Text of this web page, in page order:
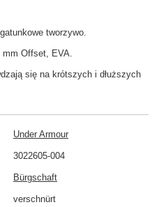
tworzywo.
mm Offset, EVA.
się na krótszych i dłuższych
Under Armour
3022605-004
Bürgschaft
verschnürt